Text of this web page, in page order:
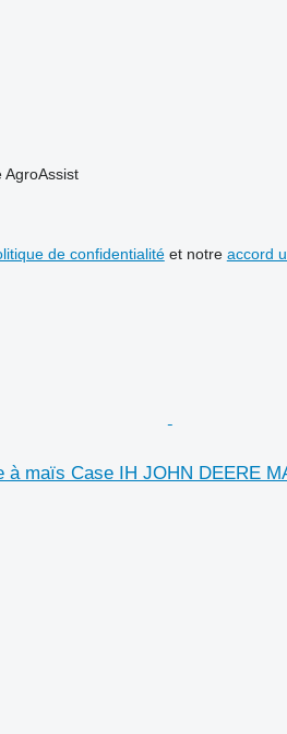
AgroAssist
de confidentialitéet notre accord
à maïs Case IH JOHN DEERE